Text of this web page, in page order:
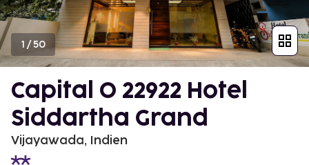
1 /50
Capital O 22922 Hotel
Siddartha Grand
Vijayawada, Indien